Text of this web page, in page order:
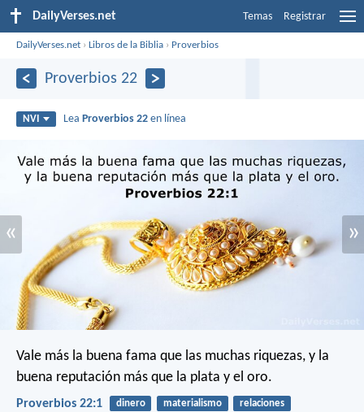
DailyVerses.net Temas Registrar
DailyVerses.net ›Libros de la Biblia › Proverbios
Proverbios 22
NVI Lea Proverbios 22 en línea
« »
Vale más la buena fama que las muchas riquezas, y la
buena reputación más que la plata y el oro.
Proverbios 22:1 dinero materialismo relaciones